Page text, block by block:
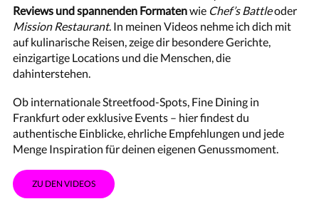
Reviews und spannenden Formatenwie Chef’s Battleoder
Mission Restaurant. In meinen Videos nehme ich dich mit
auf kulinarische Reisen, zeige dir besondere Gerichte,
einzigartige Locations und die Menschen, die
dahinterstehen.
Ob internationale Streetfood-Spots, Fine Dining in
Frankfurt oder exklusive Events – hier findest du
authentische Einblicke, ehrliche Empfehlungen und jede
Menge Inspiration für deinen eigenen Genussmoment.
ZU DEN VIDEOS